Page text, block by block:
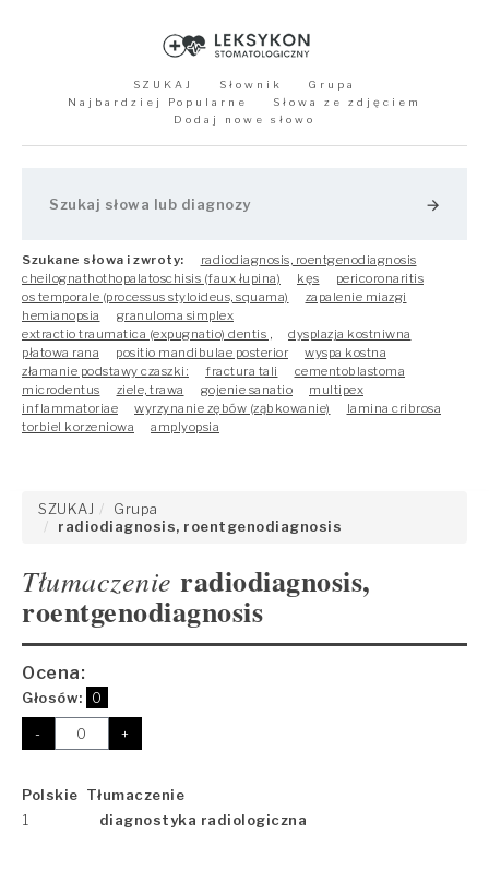
SZUKAJ Słownik
Grupa
Najbardziej Popularne
Słowa ze zdjęciem
Dodaj nowe słowo
arrow_forward
Szukane słowa i zwroty:
radiodiagnosis, roentgenodiagnosis
cheilognathothopalatoschisis (faux łupina)
kęs
pericoronaritis
os temporale (processus styloideus, squama)
zapalenie miazgi
hemianopsia
granuloma simplex
extractio traumatica (expugnatio) dentis ,
dysplazja kostniwna
płatowa rana
positio mandibulae posterior
wyspa kostna
złamanie podstawy czaszki:
fractura tali
cementoblastoma
microdentus
ziele, trawa gojenie sanatio
multipex
inflammatoriae
wyrzynanie zębów (ząbkowanie)
lamina cribrosa
torbiel korzeniowa
amplyopsia
SZUKAJ
Grupa
radiodiagnosis, roentgenodiagnosis
Tłumaczenie radiodiagnosis,
roentgenodiagnosis
Ocena:
Głosów: 0
- +
Polskie Tłumaczenie
1
diagnostyka radiologiczna